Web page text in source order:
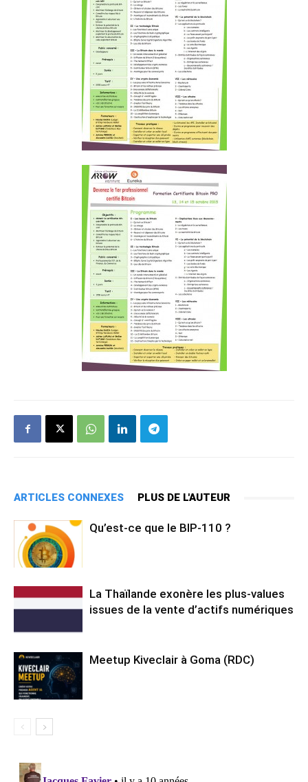
ARTICLES CONNEXES PLUS DE L'AUTEUR
Qu’est-ce que le BIP-110 ?
La Thaïlande exonère les plus-values
issues de la vente d’actifs numériques
Meetup Kiveclair à Goma (RDC)